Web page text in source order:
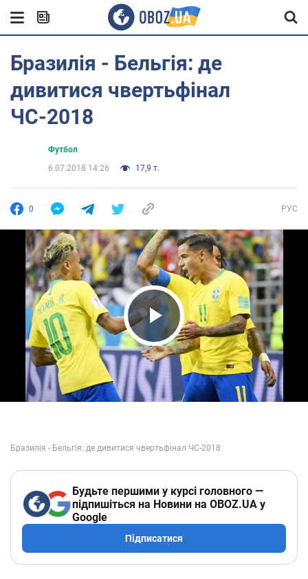
Бразилія - ​​Бельгія: де
дивитися чвертьфінал
ЧС-2018
Футбол
6.07.2018 14:26
17,9 т.
0 РУС
Play Video
Будьте першими у курсі головного —
підпишіться на Новини на OBOZ.UA у
Google
Підписатися